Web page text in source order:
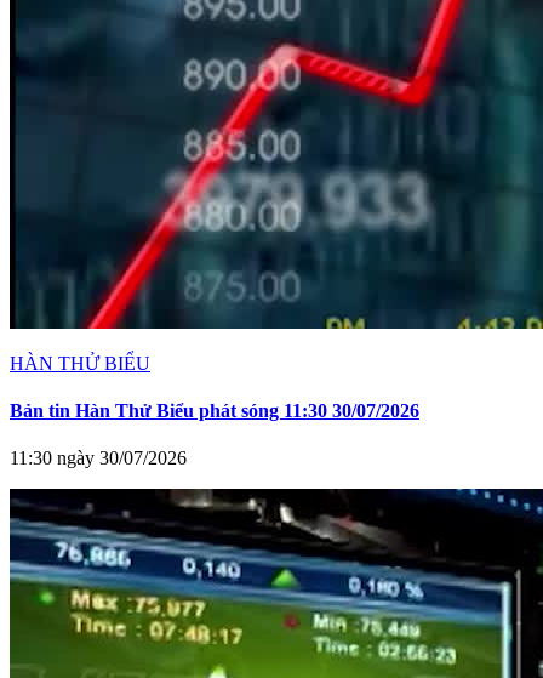
HÀN THỬ BIỂU
Bản tin Hàn Thử Biểu phát sóng 11:30 30/07/2026
11:30 ngày 30/07/2026